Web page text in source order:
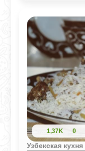
1,37K 0
Узбекская кухня